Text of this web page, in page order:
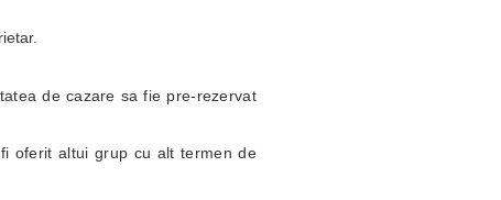
de cazare sa fie pre-rezervat
oferit altui grup cu alt termen de